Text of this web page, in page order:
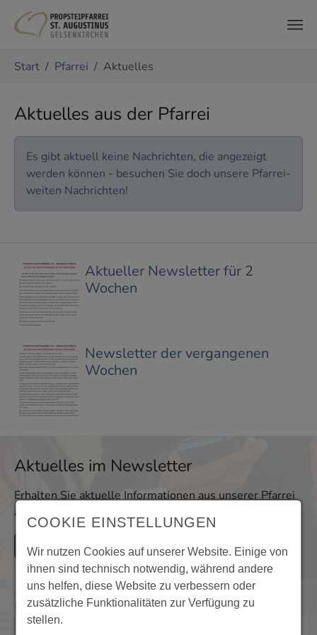
Start Pfarrei Aktuelles
Aktuelles aus der Pfarrei
Es gibt aktuell keine Nachrichten, die angezeigt
werden können - besuchen Sie doch unsere Pfarrei-
weiten Nachrichten!
Aktueller Newsletter für 2
Wochen
Newsletter der vergangenen
Wochen
Aktuelles im Newsletter
Erhalten Sie aktuelle Informationen aus unserer Pfarrei
auch per E-Mail!
Mehr Informationen
Nachrichten im Archiv
COOKIE EINSTELLUNGEN
Wir nutzen Cookies auf unserer Website. Einige von
ihnen sind technisch notwendig, während andere
uns helfen, diese Website zu verbessern oder
zusätzliche Funktionalitäten zur Verfügung zu
stellen.